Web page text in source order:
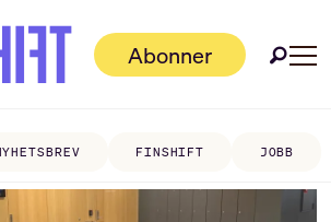
Abonner
FINSHIFT JOBB